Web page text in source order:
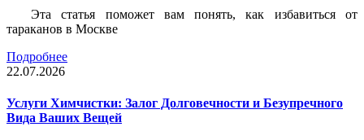
Эта статья поможет вам понять, как избавиться от
тараканов в Москве
Подробнее
22.07.2026
Услуги Химчистки: Залог Долговечности и Безупречного
Вида Ваших Вещей